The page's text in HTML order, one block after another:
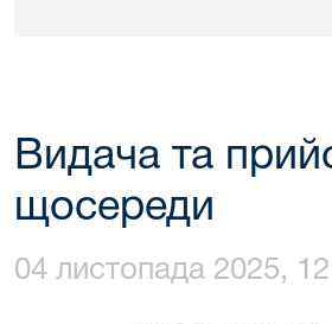
Видача та
щосереди
04 листопада 2025,